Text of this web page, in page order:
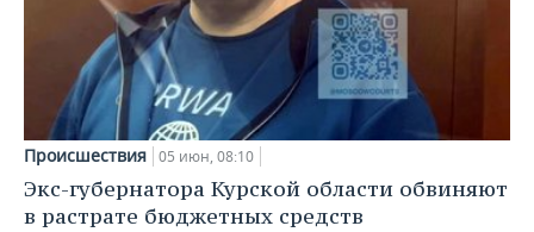
Происшествия 05 июн, 08:10
Экс-губернатора Курской области обвиняют
в растрате бюджетных средств